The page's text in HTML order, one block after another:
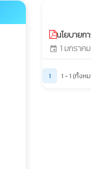
นโยบาย
event 1 มกราค
1 1 - 1 (ทั้งห